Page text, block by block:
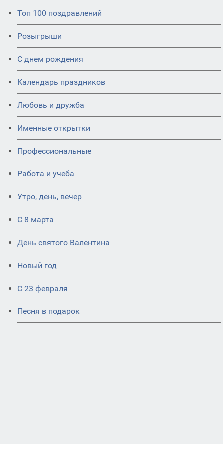
Топ 100 поздравлений
Розыгрыши
С днем рождения
Календарь праздников
Любовь и дружба
Именные открытки
Профессиональные
Работа и учеба
Утро, день, вечер
С 8 марта
День святого Валентина
Новый год
С 23 февраля
Песня в подарок